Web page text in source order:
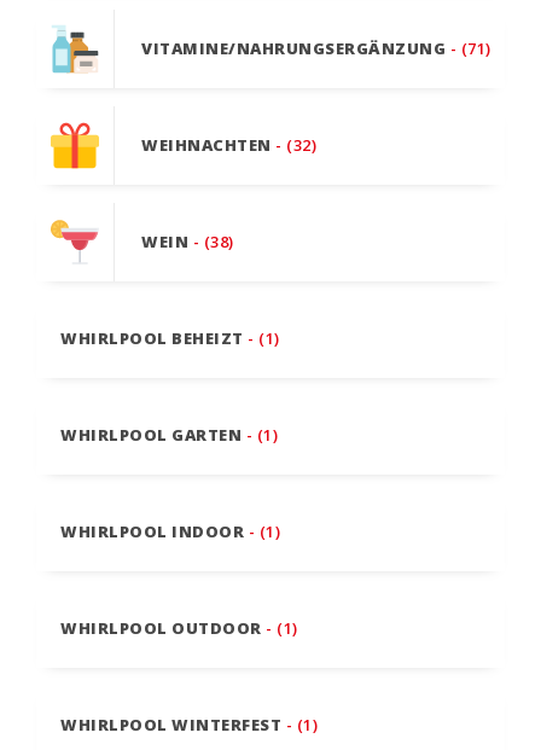
VITAMINE/NAHRUNGSERGÄNZUNG - (71)
WEIHNACHTEN - (32)
WEIN - (38)
WHIRLPOOL BEHEIZT - (1)
WHIRLPOOL GARTEN - (1)
WHIRLPOOL INDOOR - (1)
WHIRLPOOL OUTDOOR - (1)
WHIRLPOOL WINTERFEST - (1)